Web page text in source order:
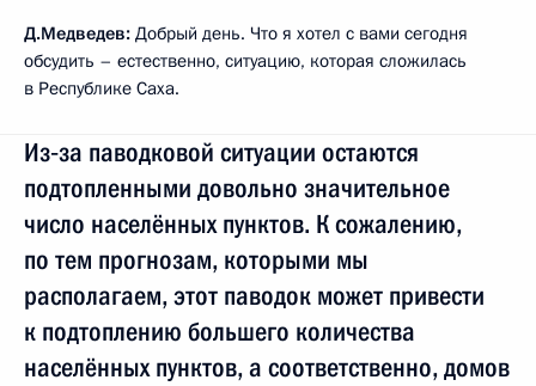
Д.Медведев: Добрый день. Что я хотел с вами сегодня
обсудить – естественно, ситуацию, которая сложилась
в Республике Саха.
Из‑за паводковой ситуации остаются
подтопленными довольно значительное
число населённых пунктов. К сожалению,
по тем прогнозам, которыми мы
располагаем, этот паводок может привести
к подтоплению большего количества
населённых пунктов, а соответственно, домов